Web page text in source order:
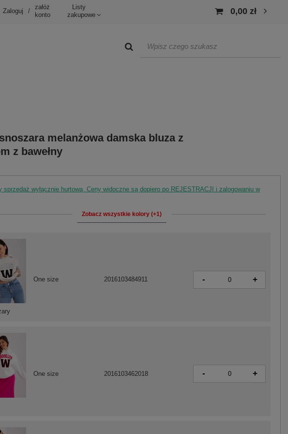
Zaloguj /
załóż
konto
Listy
zakupowe
0,00 zł
melanżowa damska bluza z
z bawełny
sprzedaż wyłącznie hurtową. Ceny widoczne są dopiero po REJESTRACJI i zalogowaniu w
Zobacz wszystkie kolory (+1)
One size 2016103462018 - +
One size 2016103484911 - +